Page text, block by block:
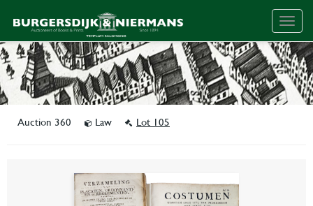
Auction 360 Law Lot 105